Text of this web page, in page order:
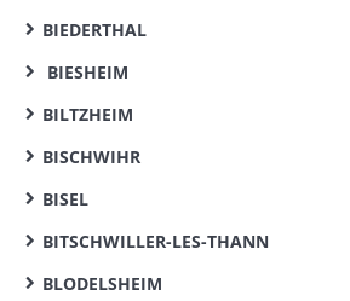
BIEDERTHAL
BIESHEIM
BILTZHEIM
BISCHWIHR
BISEL
BITSCHWILLER-LES-THANN
BLODELSHEIM